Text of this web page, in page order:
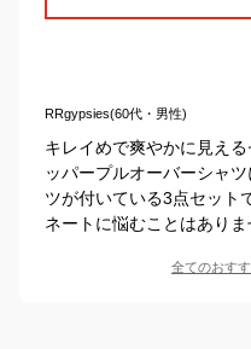
RRgypsies(60代・男性)
キレイめで爽やかに見え
ッパープルオーバーシャ
ツが付いている3点セット
ネートに悩むことはありま
全てのおす